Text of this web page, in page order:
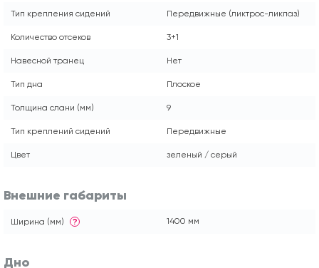
Тип крепления сидений Передвижные (ликтрос-ликпаз)
Количество отсеков 3+1
Навесной транец Нет
Тип дна Плоское
Толщина слани (мм) 9
Тип креплений сидений Передвижные
Цвет зеленый / серый
Внешние габариты
Ширина (мм) ? 1400 мм
Дно